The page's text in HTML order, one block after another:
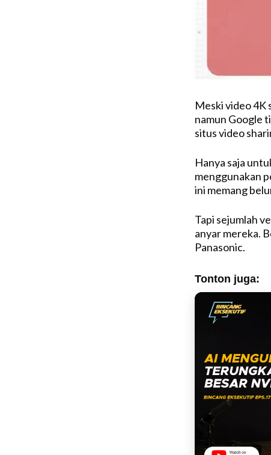
Meski video 4K
namun Google
situs video
Hanya saja
menggunakan
ini memang
Tapi sejumlah
anyar mereka.
Panasonic.
Tonton juga: